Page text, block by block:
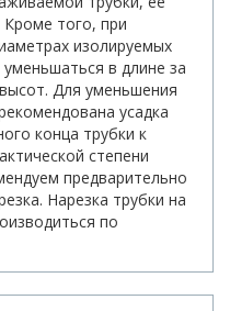
того, при
изолируемых
в длине за
Для уменьшения
усадка
конца трубки к
степени
предварительно
Нарезка трубки на
по